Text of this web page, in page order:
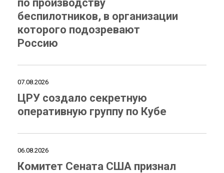
по производству
беспилотников, в организации
которого подозревают
Россию
07.08.2026
ЦРУ создало секретную
оперативную группу по Кубе
06.08.2026
Комитет Сената США признал